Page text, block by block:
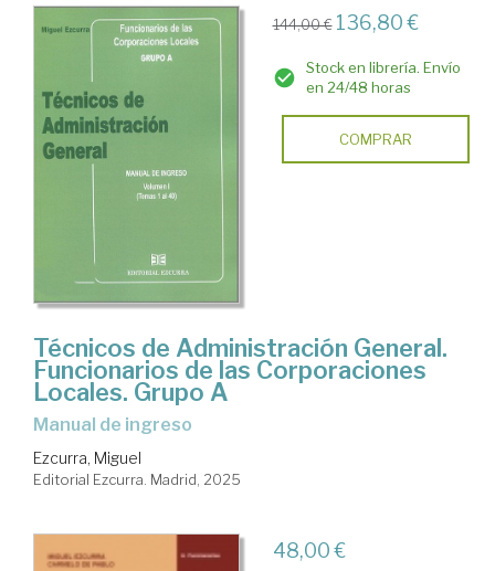
144,00 € 136,80 €
Stock en librería. Envío
en 24/48 horas
COMPRAR
Técnicos de Administración General.
Funcionarios de las Corporaciones
Locales. Grupo A
Manual de ingreso
Ezcurra, Miguel
Editorial Ezcurra. Madrid, 2025
48,00 €